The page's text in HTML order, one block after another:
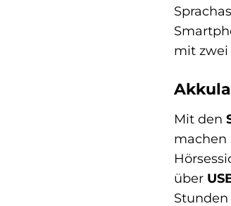
mit zwei
Mit den
machen
über